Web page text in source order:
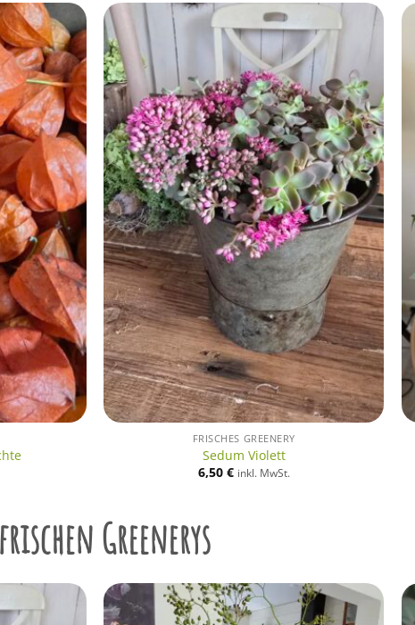
FRISCHES GREENERY
Sedum Violett
6,50 € inkl. MwSt.
Greenerys